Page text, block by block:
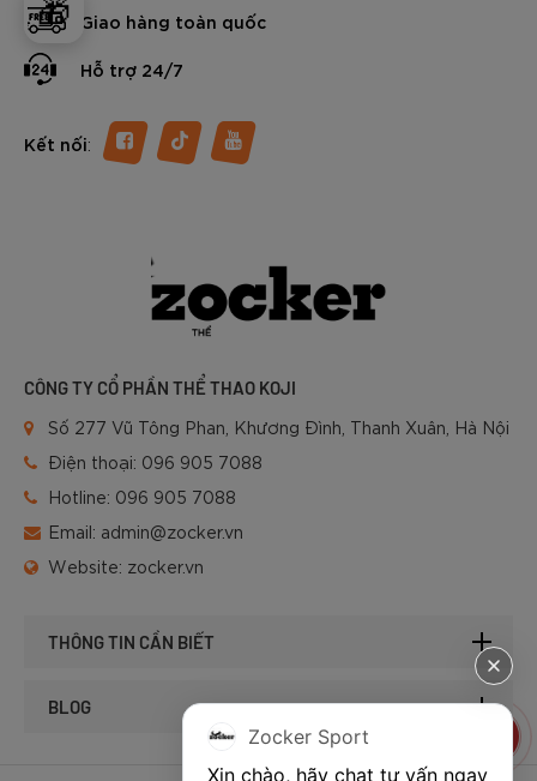
🎁 Giao hàng toàn quốc
Hỗ trợ 24/7
Kết nối:
CÔNG TY CỔ PHẦN THỂ THAO KOJI
Số 277 Vũ Tông Phan, Khương Đình, Thanh Xuân, Hà Nội
Điện thoại: 096 905 7088
Hotline: 096 905 7088
Email: admin@zocker.vn
Website: zocker.vn
THÔNG TIN CẦN BIẾT
BLOG
Zocker Sport
Xin chào, hãy chat tư vấn ngay